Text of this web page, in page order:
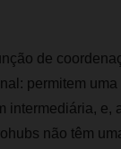
de
permitem
intermediária, e,
não têm